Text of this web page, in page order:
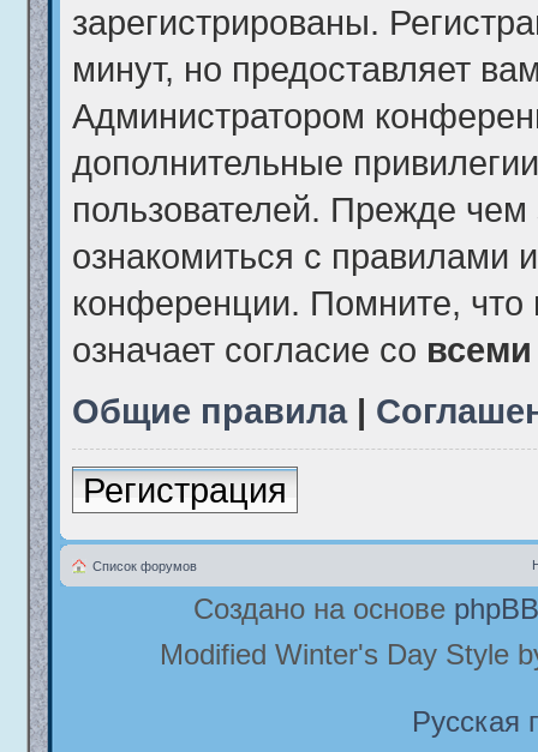
зарегистрированы.
минут, но предоставляет
Администратором
дополнительные
пользователей. Прежде чем
ознакомиться с правилами
конференции. Помните,
означает согласие со всеми
Общие правила|
Регистрация
Список форумов
Создано на основе phpBB
Modified Winter's Day Style
Русская